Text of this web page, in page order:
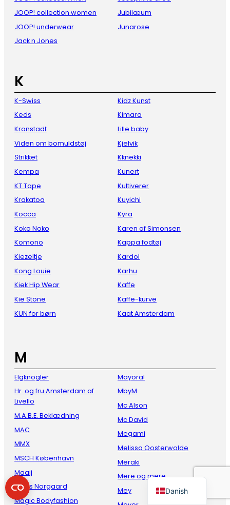
JOOP! collection women
JOOP! underwear
Jack n Jones
Jubilæum
Junarose
K
K-Swiss
Keds
Kronstadt
Viden om bomuldstøj
Strikket
Kempa
KT Tape
Krakatoa
Kocca
Koko Noko
Komono
Kiezeltje
Kong Louie
Kiek Hip Wear
Kie Stone
KUN for børn
Kidz Kunst
Kimara
Lille baby
Kjelvik
Kknekki
Kunert
Kultiverer
Kuyichi
Kyra
Karen af Simonsen
Kappa fodtøj
Kardol
Karhu
Kaffe
Kaffe-kurve
Kaat Amsterdam
M
Elgknogler
Hr. og fru Amsterdam af
Livello
M.A.B.E. Beklædning
MAC
MMX
MSCH København
Maaij
Mads Norgaard
Magic Bodyfashion
Mayoral
MbyM
Mc Alson
Mc David
Megami
Melissa Oosterwolde
Meraki
Mere og mere
Mey
Danish